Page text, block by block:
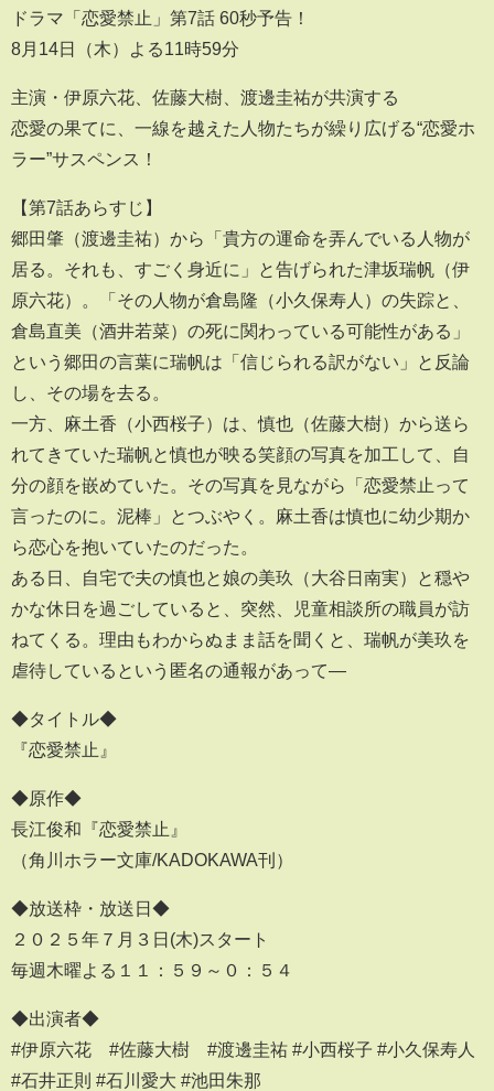
ドラマ「恋愛禁止」第7話 60秒予告！
8月14日（木）よる11時59分
主演・伊原六花、佐藤大樹、渡邊圭祐が共演する
恋愛の果てに、一線を越えた人物たちが繰り広げる“恋愛ホ
ラー”サスペンス！
【第7話あらすじ】
郷田肇（渡邊圭祐）から「貴方の運命を弄んでいる人物が
居る。それも、すごく身近に」と告げられた津坂瑞帆（伊
原六花）。「その人物が倉島隆（小久保寿人）の失踪と、
倉島直美（酒井若菜）の死に関わっている可能性がある」
という郷田の言葉に瑞帆は「信じられる訳がない」と反論
し、その場を去る。
一方、麻土香（小西桜子）は、慎也（佐藤大樹）から送ら
れてきていた瑞帆と慎也が映る笑顔の写真を加工して、自
分の顔を嵌めていた。その写真を見ながら「恋愛禁止って
言ったのに。泥棒」とつぶやく。麻土香は慎也に幼少期か
ら恋心を抱いていたのだった。
ある日、自宅で夫の慎也と娘の美玖（大谷日南実）と穏や
かな休日を過ごしていると、突然、児童相談所の職員が訪
ねてくる。理由もわからぬまま話を聞くと、瑞帆が美玖を
虐待しているという匿名の通報があって―
◆タイトル◆
『恋愛禁止』
◆原作◆
長江俊和『恋愛禁止』
（角川ホラー文庫/KADOKAWA刊）
◆放送枠・放送日◆
２０２５年７月３日(木)スタート
毎週木曜よる１１：５９～０：５４
◆出演者◆
#伊原六花 #佐藤大樹 #渡邊圭祐 #小西桜子 #小久保寿人
#石井正則 #石川愛大 #池田朱那